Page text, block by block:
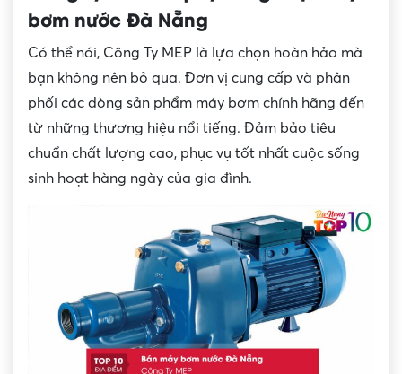
bơm nước Đà Nẵng
Có thể nói, Công Ty MEP là lựa chọn hoàn hảo mà
bạn không nên bỏ qua. Đơn vị cung cấp và phân
phối các dòng sản phẩm máy bơm chính hãng đến
từ những thương hiệu nổi tiếng. Đảm bảo tiêu
chuẩn chất lượng cao, phục vụ tốt nhất cuộc sống
sinh hoạt hàng ngày của gia đình.